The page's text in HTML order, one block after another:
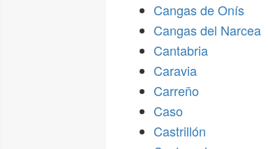
Cangas de Onís
Cangas del Narcea
Cantabria
Caravia
Carreño
Caso
Castrillón